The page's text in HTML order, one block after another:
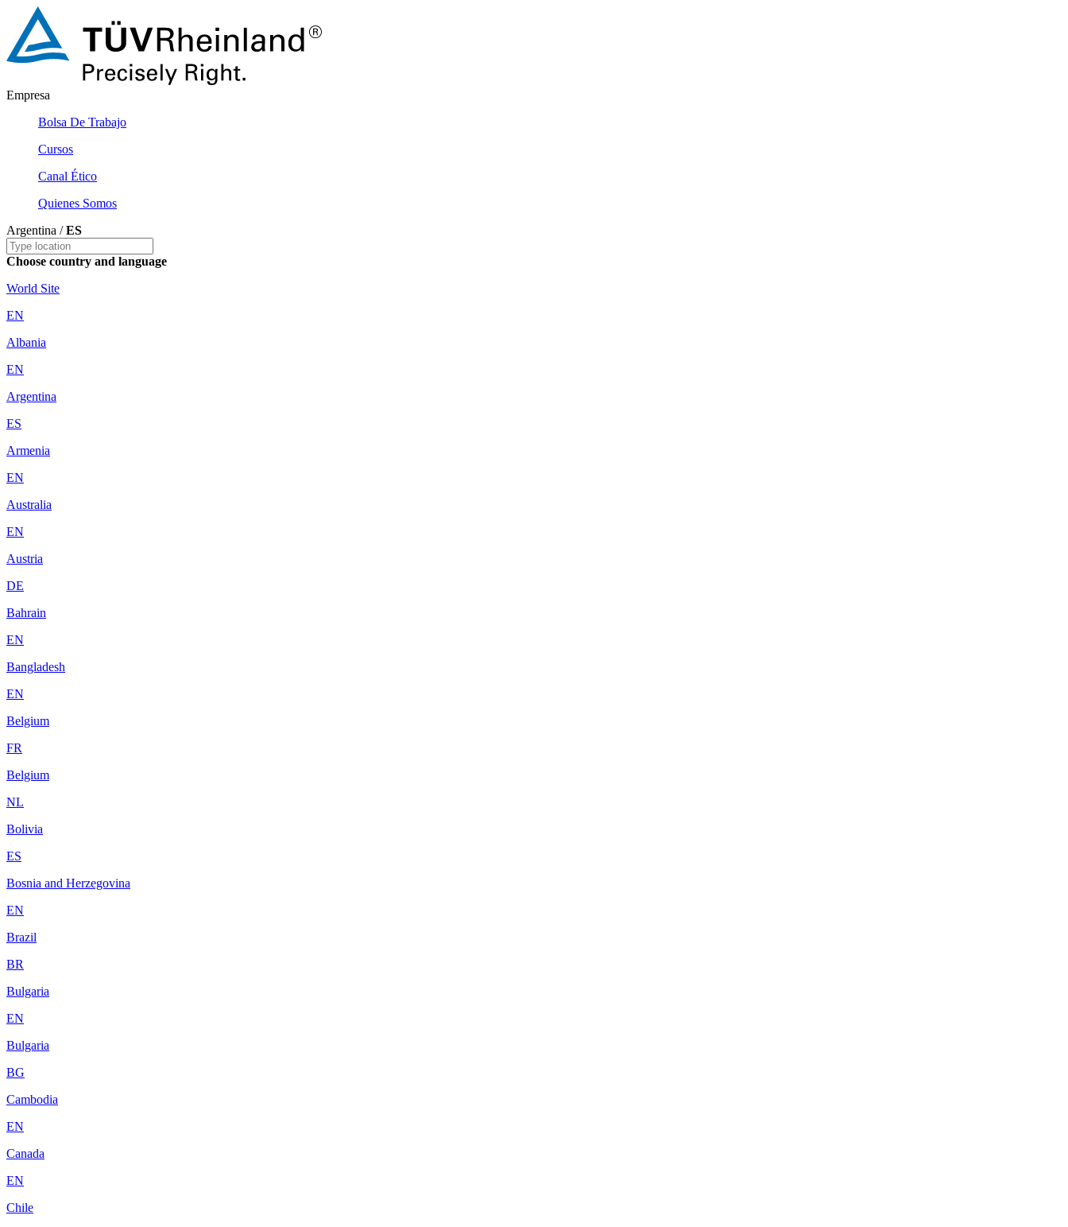
Empresa
Bolsa De Trabajo
Cursos
Canal Ético
Quienes Somos
Argentina /ES
Choose country and language
World Site
EN
Albania
EN
Argentina
ES
Armenia
EN
Australia
EN
Austria
DE
Bahrain
EN
Bangladesh
EN
Belgium
FR
Belgium
NL
Bolivia
ES
Bosnia and Herzegovina
EN
Brazil
BR
Bulgaria
EN
Bulgaria
BG
Cambodia
EN
Canada
EN
Chile